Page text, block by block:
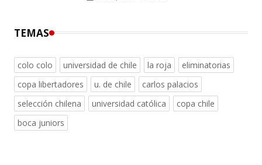
TEMAS
colo colo universidad de chile la roja
eliminatorias
copa libertadores
u. de chile
carlos palacios
selección chilena
universidad católica
copa chile
boca juniors